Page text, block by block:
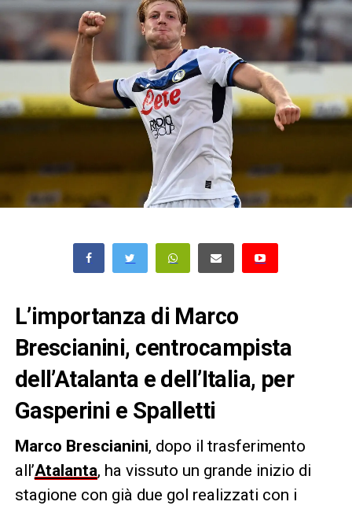
L’importanza di Marco
Brescianini, centrocampista
dell’Atalanta e dell’Italia, per
Gasperini e Spalletti
Marco Brescianini, dopo il trasferimento
all’Atalanta, ha vissuto un grande inizio di
stagione con già due gol realizzati con i